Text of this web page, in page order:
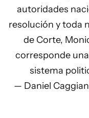
autoridades
resolución y toda
de Corte,
corresponde
sistema
— Daniel